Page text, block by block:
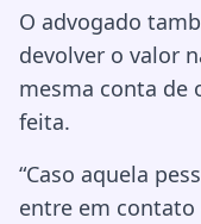
O advogado
devolver o valor
mesma conta de
feita.
“Caso aquela
entre em